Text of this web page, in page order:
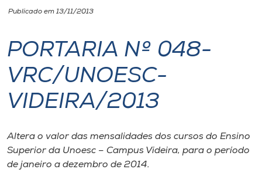
Unoesc
Internacionalização
I.nova
Cultura
Publicado em 13/11/2013
PORTARIA Nº 048-
VRC/UNOESC-
VIDEIRA/2013
Altera o valor das mensalidades dos cursos do Ensino
Superior da Unoesc – Campus Videira, para o período
de janeiro a dezembro de 2014.